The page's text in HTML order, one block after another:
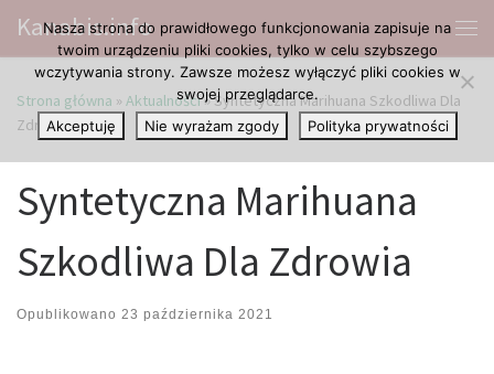
Przejdź do treści
Kanabis.info
Strona główna » Aktualności»Syntetyczna Marihuana Szkodliwa Dla
Zdrowia
Syntetyczna Marihuana
Szkodliwa Dla Zdrowia
Opublikowano 23 października 2021
Nasza strona do prawidłowego funkcjonowania zapisuje na
twoim urządzeniu pliki cookies, tylko w celu szybszego
wczytywania strony. Zawsze możesz wyłączyć pliki cookies w
swojej przeglądarce.
Akceptuję
Nie wyrażam zgody Polityka prywatności